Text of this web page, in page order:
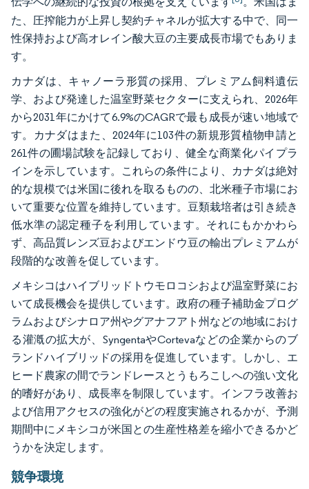
た、圧搾能力が上昇し契約チャネルが拡大する中で、同一
性保持および高オレイン酸大豆の主要成長市場でもありま
す。
カナダは、キャノーラ形質の採用、プレミアム飼料遺伝
学、および発達した温室野菜セクターに支えられ、2026年
から2031年にかけて6.9%のCAGRで最も成長が速い地域で
す。カナダはまた、2024年に103件の新規形質植物申請と
261件の圃場試験を記録しており、健全な商業化パイプラ
インを示しています。これらの条件により、カナダは絶対
的な規模では米国に後れを取るものの、北米種子市場にお
いて重要な位置を維持しています。豆類栽培者は引き続き
低水準の認定種子を利用しています。それにもかかわら
ず、高品質レンズ豆およびエンドウ豆の輸出プレミアムが
段階的な改善を促しています。
メキシコはハイブリッドトウモロコシおよび温室野菜にお
いて成長機会を提供しています。政府の種子補助金プログ
ラムおよびシナロア州やグアナフアト州などの地域におけ
る灌漑の拡大が、SyngentaやCortevaなどの企業からのブ
ランドハイブリッドの採用を促進しています。しかし、エ
ヒード農家の間でランドレースとうもろこしへの強い文化
的嗜好があり、成長率を制限しています。インフラ改善お
よび信用アクセスの強化がどの程度実施されるかが、予測
期間中にメキシコが米国との生産性格差を縮小できるかど
うかを決定します。
競争環境